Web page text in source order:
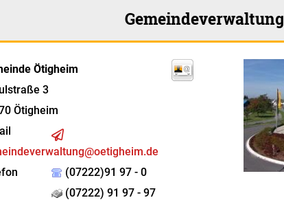
Gemeindeverwaltung
Ötigheim
3
Ötigheim
(07222)91 97 - 0
(07222) 91 97 - 97